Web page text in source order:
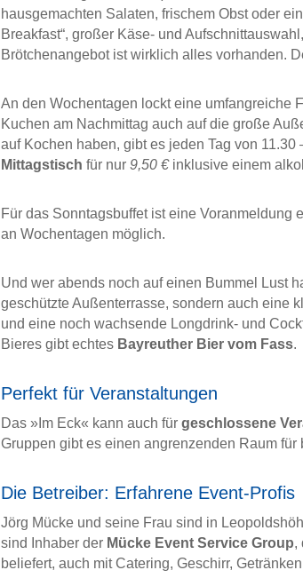
hausgemachten Salaten, frischem Obst oder
Breakfast“, großer Käse- und
Brötchenangebot ist wirklich alles vorhanden.
An den Wochentagen lockt eine umfangreiche
Kuchen am Nachmittag auch auf die große
auf Kochen haben, gibt es jeden Tag von
Mittagstisch für nur9,50 €inklusive einem
Für das Sonntagsbuffet ist eine Voranmeldung
an Wochentagen möglich.
Und wer abends noch auf einen Bummel Lust
geschützte Außenterrasse, sondern auch eine
und eine noch wachsende Longdrink- und
Bieres gibt echtes Bayreuther Bier vom Fass.
Perfekt für Veranstaltungen
Das »Im Eck« kann auch fürgeschlossene
Gruppen gibt es einen angrenzenden Raum für
Die Betreiber: Erfahrene Event-Profis
Jörg Mücke und seine Frau sind in
sind Inhaber der Mücke Event Service Group,
beliefert, auch mit Catering, Geschirr,